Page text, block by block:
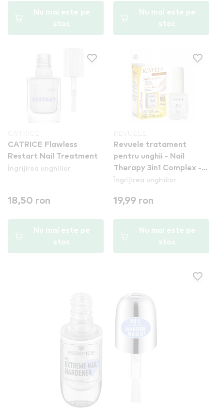
Nu mai este pe
stoc
Nu mai este pe
stoc
CATRICE Flawless
Restart Nail Treatment
Îngrijirea unghiilor
18,50 ron
Nu mai este pe
stoc
Revuele tratament
pentru unghii - Nail
Therapy 3in1 Complex -
Fast Dry, Hard Coat &
Îngrijirea unghiilor
19,99 ron
Nu mai este pe
stoc